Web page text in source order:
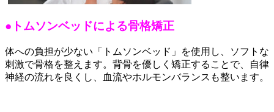
●トムソンベッドによる骨格矯正
体への負担が少ない「トムソンベッド」を使用し、ソフトな
刺激で骨格を整えます。背骨を優しく矯正することで、自律
神経の流れを良くし、血流やホルモンバランスも整います。